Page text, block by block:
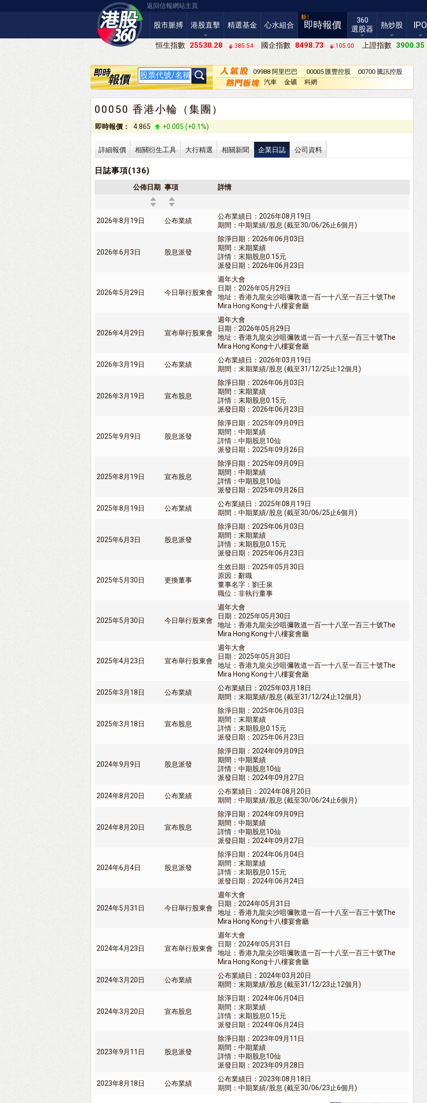
返回信報網站主頁
股市脈搏 港股直擊 精選基金 心水組合 即時報價
360
選股器
熱炒股 IPO
恒生指數 25530.28 385.54 國企指數 8498.73 105.00 上證指數 3900.35
09988 阿里巴巴
－Ｗ
00005 匯豐控股
00700 騰訊控股
汽車
金礦 科網
00050 香港小輪（集團）
即時報價： 4.865 +0.005 (+0.1%)
詳細報價 相關衍生工具 大行精選 相關新聞 企業日誌 公司資料
日誌事項(136)
公佈日期 事項 詳情
2026年8月19日 公布業績
公布業績日：2026年08月19日
期間：中期業績/股息 (截至30/06/26止6個月)
2026年6月3日 股息派發
除淨日期：2026年06月03日
期間：末期業績
詳情：末期股息0.15元
派發日期：2026年06月23日
2026年5月29日 今日舉行股東會
週年大會
日期：2026年05月29日
地址：香港九龍尖沙咀彌敦道一百一十八至一百三十號The
Mira Hong Kong十八樓宴會廳
2026年4月29日 宣布舉行股東會
週年大會
日期：2026年05月29日
地址：香港九龍尖沙咀彌敦道一百一十八至一百三十號The
Mira Hong Kong十八樓宴會廳
2026年3月19日 公布業績
公布業績日：2026年03月19日
期間：末期業績/股息 (截至31/12/25止12個月)
2026年3月19日 宣布股息
除淨日期：2026年06月03日
期間：末期業績
詳情：末期股息0.15元
派發日期：2026年06月23日
2025年9月9日 股息派發
除淨日期：2025年09月09日
期間：中期業績
詳情：中期股息10仙
派發日期：2025年09月26日
2025年8月19日 宣布股息
除淨日期：2025年09月09日
期間：中期業績
詳情：中期股息10仙
派發日期：2025年09月26日
2025年8月19日 公布業績
公布業績日：2025年08月19日
期間：中期業績/股息 (截至30/06/25止6個月)
2025年6月3日 股息派發
除淨日期：2025年06月03日
期間：末期業績
詳情：末期股息0.15元
派發日期：2025年06月23日
2025年5月30日 更換董事
生效日期：2025年05月30日
原因：辭職
董事名字：劉壬泉
職位：非執行董事
2025年5月30日 今日舉行股東會
週年大會
日期：2025年05月30日
地址：香港九龍尖沙咀彌敦道一百一十八至一百三十號The
Mira Hong Kong十八樓宴會廳
2025年4月23日 宣布舉行股東會
週年大會
日期：2025年05月30日
地址：香港九龍尖沙咀彌敦道一百一十八至一百三十號The
Mira Hong Kong十八樓宴會廳
2025年3月18日 公布業績
公布業績日：2025年03月18日
期間：末期業績/股息 (截至31/12/24止12個月)
2025年3月18日 宣布股息
除淨日期：2025年06月03日
期間：末期業績
詳情：末期股息0.15元
派發日期：2025年06月23日
2024年9月9日 股息派發
除淨日期：2024年09月09日
期間：中期業績
詳情：中期股息10仙
派發日期：2024年09月27日
2024年8月20日 公布業績
公布業績日：2024年08月20日
期間：中期業績/股息 (截至30/06/24止6個月)
2024年8月20日 宣布股息
除淨日期：2024年09月09日
期間：中期業績
詳情：中期股息10仙
派發日期：2024年09月27日
2024年6月4日 股息派發
除淨日期：2024年06月04日
期間：末期業績
詳情：末期股息0.15元
派發日期：2024年06月24日
2024年5月31日 今日舉行股東會
週年大會
日期：2024年05月31日
地址：香港九龍尖沙咀彌敦道一百一十八至一百三十號The
Mira Hong Kong十八樓宴會廳
2024年4月23日 宣布舉行股東會
週年大會
日期：2024年05月31日
地址：香港九龍尖沙咀彌敦道一百一十八至一百三十號The
Mira Hong Kong十八樓宴會廳
2024年3月20日 公布業績
公布業績日：2024年03月20日
期間：末期業績/股息 (截至31/12/23止12個月)
2024年3月20日 宣布股息
除淨日期：2024年06月04日
期間：末期業績
詳情：末期股息0.15元
派發日期：2024年06月24日
2023年9月11日 股息派發
除淨日期：2023年09月11日
期間：中期業績
詳情：中期股息10仙
派發日期：2023年09月28日
2023年8月18日 公布業績
公布業績日：2023年08月18日
期間：中期業績/股息 (截至30/06/23止6個月)